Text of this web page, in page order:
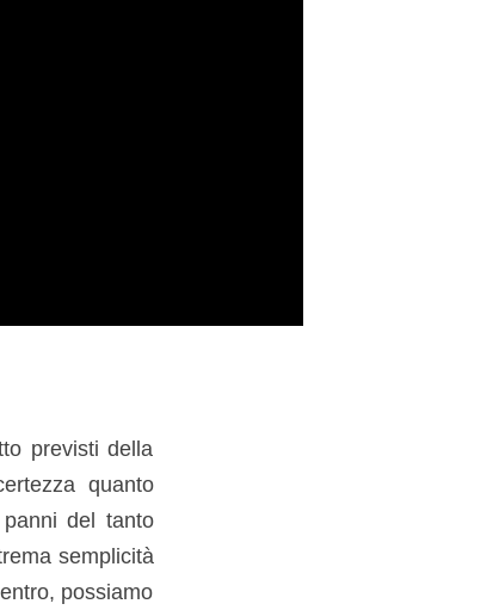
previsti della
quanto
del tanto
semplicità
possiamo